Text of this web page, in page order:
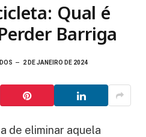
Qual é
Barriga
2 DE JANEIRO DE 2024
de eliminar aquela